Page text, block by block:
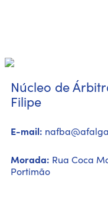
Núcleo de
Filipe
E-mail:
Morada: Rua Coca
Portimão